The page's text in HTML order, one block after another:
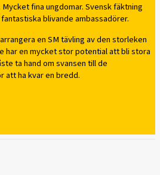
fina ungdomar. Svensk fäktning
blivande ambassadörer.
en SM tävling av den storleken
har en mycket stor potential att bli stora
ta hand om svansen till de
att ha kvar en bredd.